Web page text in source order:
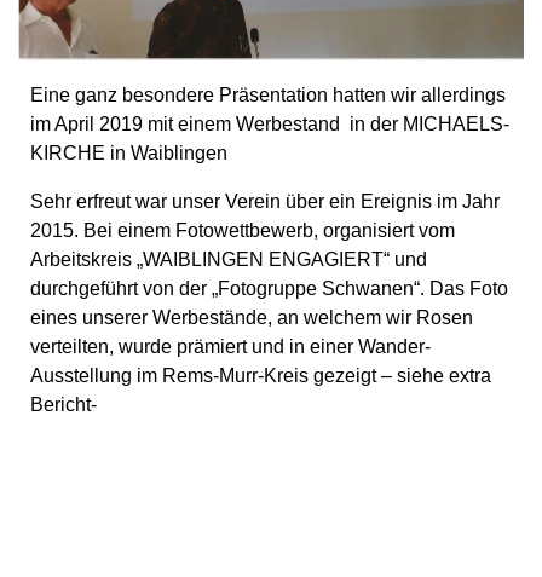
Eine ganz besondere Präsentation hatten wir allerdings
im April 2019 mit einem Werbestand in der MICHAELS-
KIRCHE in Waiblingen
Sehr erfreut war unser Verein über ein Ereignis im Jahr
2015. Bei einem Fotowettbewerb, organisiert vom
Arbeitskreis „WAIBLINGEN ENGAGIERT“ und
durchgeführt von der „Fotogruppe Schwanen“. Das Foto
eines unserer Werbestände, an welchem wir Rosen
verteilten, wurde prämiert und in einer Wander-
Ausstellung im Rems-Murr-Kreis gezeigt – siehe extra
Bericht-